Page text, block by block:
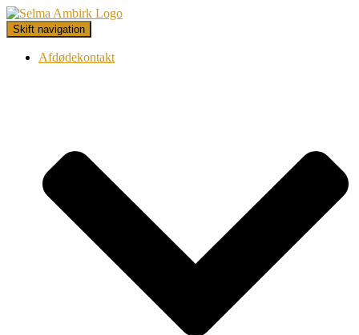
Skift navigation
Afdødekontakt